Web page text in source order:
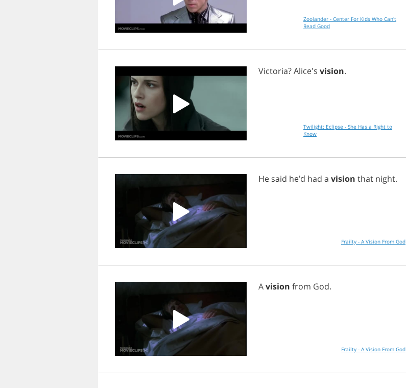
Zoolander - Center For Kids Who Can't
Read Good
Victoria? Alice's vision.
Twilight: Eclipse - She Has a Right to
Know
He said he'd had a vision that night.
Frailty - A Vision From God
Avision from God.
Frailty - A Vision From God